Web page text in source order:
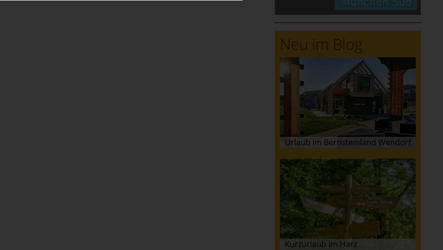
Neu im Blog
Urlaub im Bernsteinland Wendorf
Kurzurlaub im Harz